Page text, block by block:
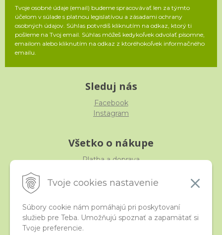
Tvoje cookies nastavenie
Súbory cookie nám pomáhajú pri poskytovaní
služieb pre Teba. Umožňujú spoznať a zapamätať si
Tvoje preferencie.
Tvoje osobné údaje (email) budeme spracovávať len za týmto
účelom v súlade s platnou legislatívou a zásadami ochrany
osobných údajov. Súhlas potvrdíš kliknutím na odkaz, ktorý ti
pošleme na Tvoj email. Súhlas môžeš kedykoľvek odvolať písomne,
emailom alebo kliknutím na odkaz z ktoréhokoľvek informačného
emailu.
Sleduj nás
Facebook
Instagram
Všetko o nákupe
Platba a doprava
Obchodné podmienky
iStraka